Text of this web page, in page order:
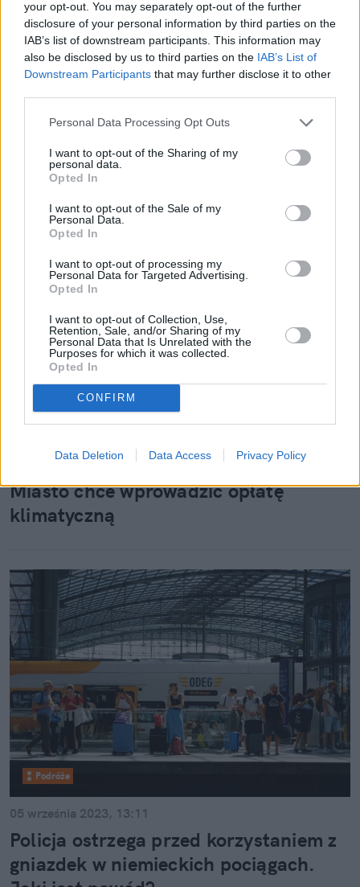
your opt-out. You may separately opt-out of the further
disclosure of your personal information by third parties on the
IAB’s list of downstream participants. This information may
also be disclosed by us to third parties on the IAB’s List of
Downstream Participants that may further disclose it to other
Personal Data Processing Opt Outs
I want to opt-out of the Sharing of my
personal data.
Opted In
I want to opt-out of the Sale of my
Personal Data.
Opted In
I want to opt-out of processing my
Personal Data for Targeted Advertising.
Opted In
I want to opt-out of Collection, Use,
Retention, Sale, and/or Sharing of my
Personal Data that Is Unrelated with the
Purposes for which it was collected.
Opted In
CONFIRM
Data Deletion Data Access Privacy Policy
Podróże
05 września 2023, 18:01
Zaskakujące podsumowanie. Wiemy,
gdzie Polacy najchętniej spędzali swoje
Kraków jeszcze droższy dla turystów?
Miasto chce wprowadzić opłatę
klimatyczną
Podróże
05 września 2023, 13:11
Policja ostrzega przed korzystaniem z
gniazdek w niemieckich pociągach.